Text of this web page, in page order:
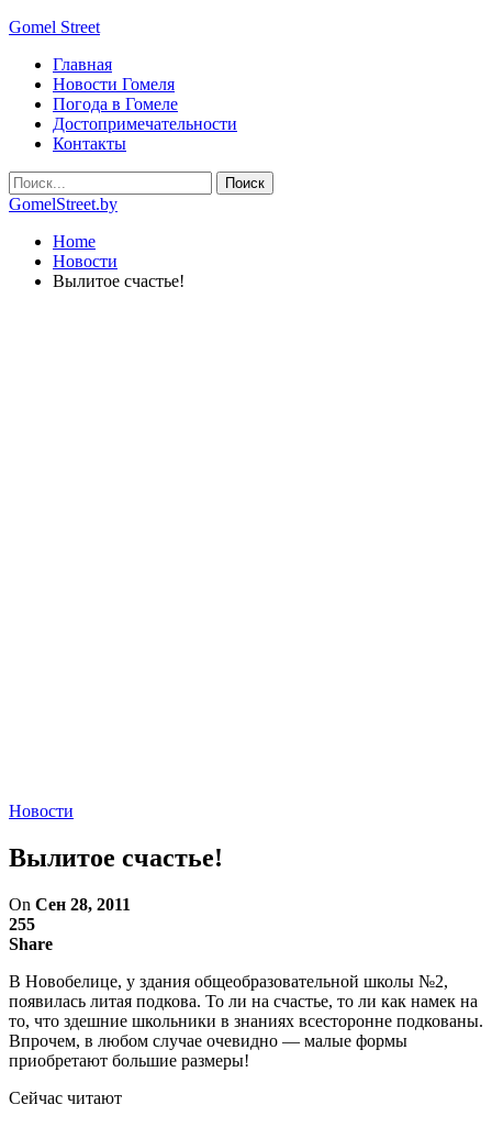
Gomel Street
Главная
Новости Гомеля
Погода в Гомеле
Достопримечательности
Контакты
GomelStreet.by
Home
Новости
Вылитое счастье!
Новости
Вылитое счастье!
On Сен 28, 2011
255
Share
В Новобелице, у здания общеобразовательной школы №2,
появилась литая подкова. То ли на счастье, то ли как намек на
то, что здешние школьники в знаниях все­сторонне подкованы.
Впрочем, в любом случае очевидно — малые формы
приобретают большие размеры!
Сейчас читают